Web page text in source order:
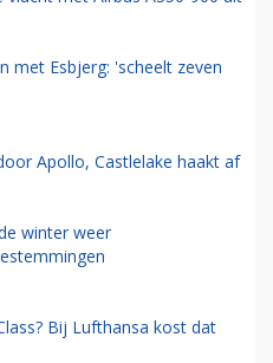
met Esbjerg: 'scheelt zeven
Apollo, Castlelake haakt af
winter weer
Bij Lufthansa kost dat